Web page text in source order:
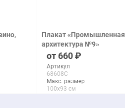
Плакат «Промышленная
архитектура №9»
печать на бумаге
660
Артикул
68608C
Макс. размер
100x93 см